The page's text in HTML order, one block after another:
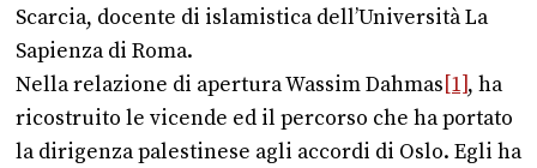
Scarcia, docente di islamistica dell’Università La
Sapienza di Roma.
Nella relazione di apertura Wassim Dahmas [1] , ha
ricostruito le vicende ed il percorso che ha portato
la dirigenza palestinese agli accordi di Oslo. Egli ha